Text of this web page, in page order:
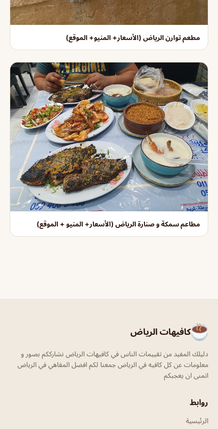
مطعم توارن الرياض (الأسعار+ المنيو+ الموقع)
مطاعم سمكة و صنارة الرياض (الأسعار+ المنيو + الموقع)
كافيهات الرياض
دليلك المفيد من تقييمات الناس في كافيهات الرياض نشارككم بصور و
معلومات عن كل كافيه في الرياض جمعنا لكم افضل المقاهي في الرياض
اتمنى ان يعجبكم
روابط
الرئيسية